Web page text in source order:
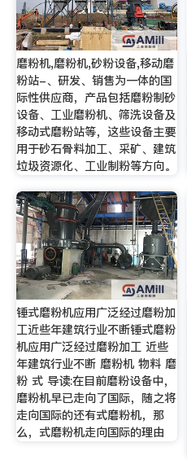
磨粉机,磨粉机,砂粉设备,移动磨
粉站-、研发、销售为一体的国
际性供应商，产品包括磨粉制砂
设备、工业磨粉机、筛洗设备及
移动式磨粉站等，这些设备主要
用于砂石骨料加工、采矿、建筑
垃圾资源化、工业制粉等方向。
锤式磨粉机应用广泛经过磨粉加
工近些年建筑行业不断锤式磨粉
机应用广泛经过磨粉加工 近些
年建筑行业不断 磨粉机 物料 磨
粉 式 导读:在目前磨粉设备中，
磨粉机早已走向了国际，随之将
走向国际的还有式磨粉机，那
么，式磨粉机走向国际的理由